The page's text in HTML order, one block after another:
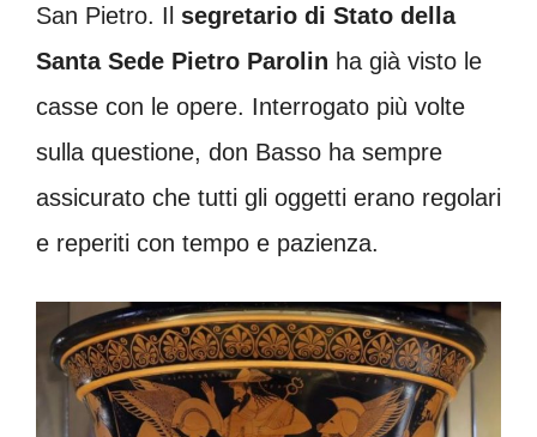
San Pietro. Il segretario di Stato della
Santa Sede Pietro Parolin ha già visto le
casse con le opere. Interrogato più volte
sulla questione, don Basso ha sempre
assicurato che tutti gli oggetti erano regolari
e reperiti con tempo e pazienza.